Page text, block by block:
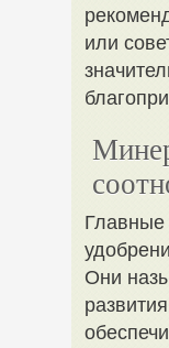
или
Главные
Они